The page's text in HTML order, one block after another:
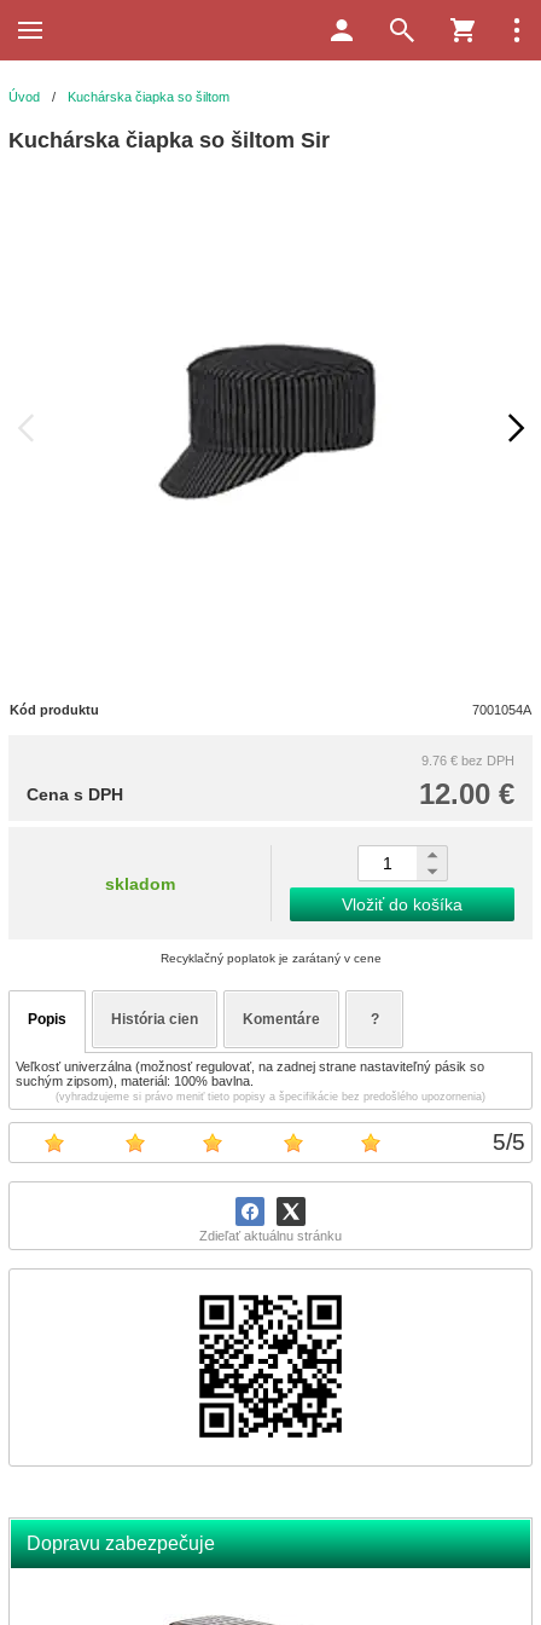
5/5
Zdieľať aktuálnu stránku
Dopravu zabezpečuje
Úvod / Kuchárska čiapka so šiltom
Kuchárska čiapka so šiltom Sir
Kód produktu 7001054A
9.76 € bez DPH
12.00 €
Cena s DPH
skladom
Vložiť do košíka
Recyklačný poplatok je zarátaný v cene
Popis História cien Komentáre ?
Veľkosť univerzálna (možnosť regulovať, na zadnej strane nastaviteľný pásik so
suchým zipsom), materiál: 100% bavlna.
(vyhradzujeme si právo meniť tieto popisy a špecifikácie bez predošlého upozornenia)